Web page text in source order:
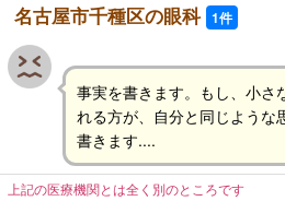
名古屋市千種区の眼科 1件
事実を書きます。もし、小さ
れる方が、自分と同じような
書きます....
上記の医療機関とは全く別のところです